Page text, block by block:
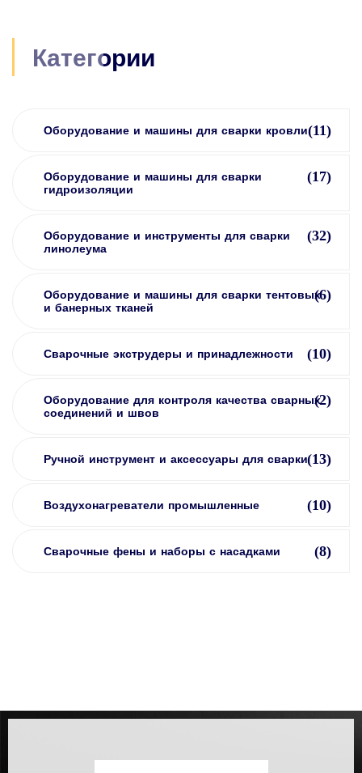
Категории
Оборудование и машины для сварки кровли(11)
Оборудование и машины для сварки
гидроизоляции
(17)
Оборудование и инструменты для сварки
линолеума
(32)
Оборудование и машины для сварки тентовых
и банерных тканей
(6)
Сварочные экструдеры и принадлежности (10)
Оборудование для контроля качества сварных
соединений и швов
(2)
Ручной инструмент и аксессуары для сварки(13)
Воздухонагреватели промышленные (10)
Сварочные фены и наборы с насадками (8)